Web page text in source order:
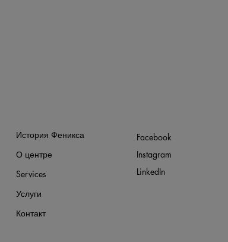
История Феникса
О центре
Services
Услуги
Контакт
Facebook
Instagram
LinkedIn